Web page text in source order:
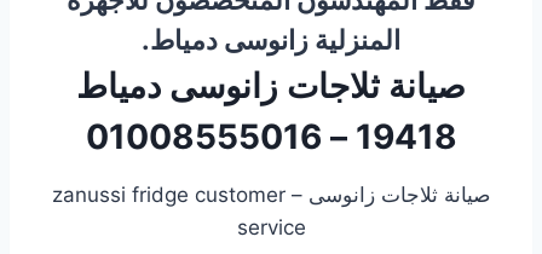
المنزلية زانوسى دمياط.
صيانة ثلاجات زانوسى دمياط
19418 – 01008555016
صيانة ثلاجات زانوسى – zanussi fridge customer
service